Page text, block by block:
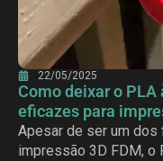
22/05/2025
Como deixar o PLA
eficazes para
Apesar de ser um
impressão 3D FDM, o